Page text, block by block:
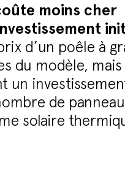
moins cher
d’un poêle à
du modèle, mais
un
de
solaire